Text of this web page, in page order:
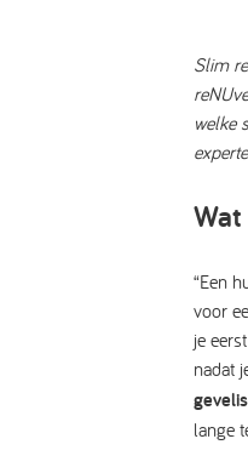
Slim
welke
“Een
voor
je
nadat
lange